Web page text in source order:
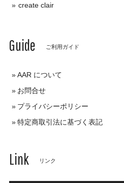
create clair
Guide ご利用ガイド
AAR について
お問合せ
プライバシーポリシー
特定商取引法に基づく表記
Link リンク